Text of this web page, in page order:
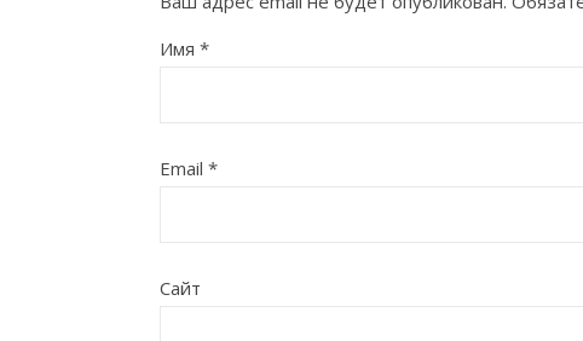
Имя *
Email *
Сайт